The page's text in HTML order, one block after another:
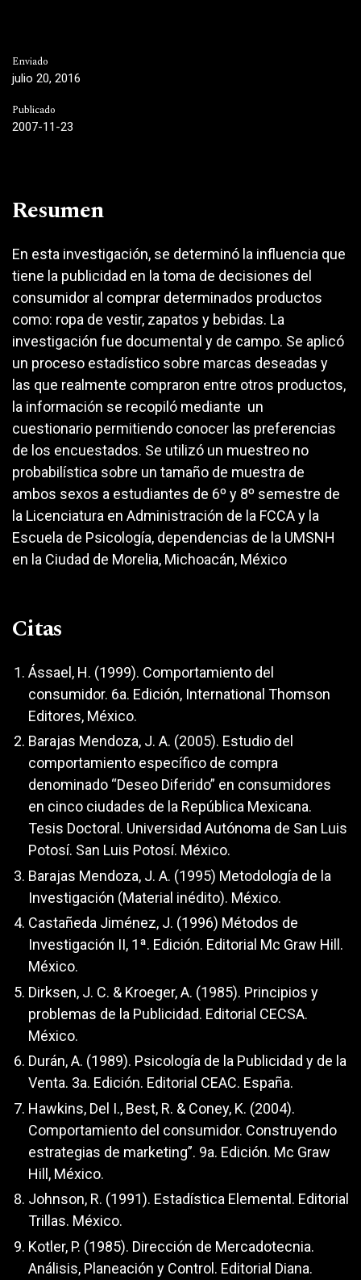
Enviado
julio 20, 2016
Publicado
2007-11-23
Resumen
En esta investigación, se determinó la influencia que
tiene la publicidad en la toma de decisiones del
consumidor al comprar determinados productos
como: ropa de vestir, zapatos y bebidas. La
investigación fue documental y de campo. Se aplicó
un proceso estadístico sobre marcas deseadas y
las que realmente compraron entre otros productos,
la información se recopiló mediante un
cuestionario permitiendo conocer las preferencias
de los encuestados. Se utilizó un muestreo no
probabilística sobre un tamaño de muestra de
ambos sexos a estudiantes de 6º y 8º semestre de
la Licenciatura en Administración de la FCCA y la
Escuela de Psicología, dependencias de la UMSNH
en la Ciudad de Morelia, Michoacán, México
Citas
Ássael, H. (1999). Comportamiento del
consumidor. 6a. Edición, International Thomson
Editores, México.
Barajas Mendoza, J. A. (2005). Estudio del
comportamiento específico de compra
denominado “Deseo Diferido” en consumidores
en cinco ciudades de la República Mexicana.
Tesis Doctoral. Universidad Autónoma de San Luis
Potosí. San Luis Potosí. México.
Barajas Mendoza, J. A. (1995) Metodología de la
Investigación (Material inédito). México.
Castañeda Jiménez, J. (1996) Métodos de
Investigación II, 1ª. Edición. Editorial Mc Graw Hill.
México.
Dirksen, J. C. & Kroeger, A. (1985). Principios y
problemas de la Publicidad. Editorial CECSA.
México.
Durán, A. (1989). Psicología de la Publicidad y de la
Venta. 3a. Edición. Editorial CEAC. España.
Hawkins, Del I., Best, R. & Coney, K. (2004).
Comportamiento del consumidor. Construyendo
estrategias de marketing”. 9a. Edición. Mc Graw
Hill, México.
Johnson, R. (1991). Estadística Elemental. Editorial
Trillas. México.
Kotler, P. (1985). Dirección de Mercadotecnia.
Análisis, Planeación y Control. Editorial Diana.